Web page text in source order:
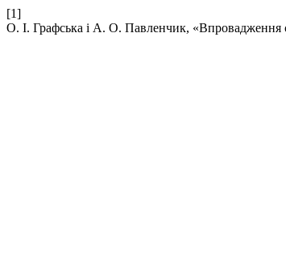
[1]
О. І. Графська і А. О. Павленчик, «Впровадження